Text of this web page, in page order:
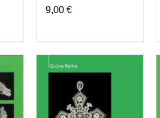
9,00 €